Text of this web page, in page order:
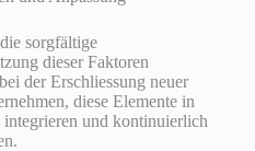
sorgfältige
dieser Faktoren
der Erschliessung neuer
diese Elemente in
integrieren und kontinuierlich